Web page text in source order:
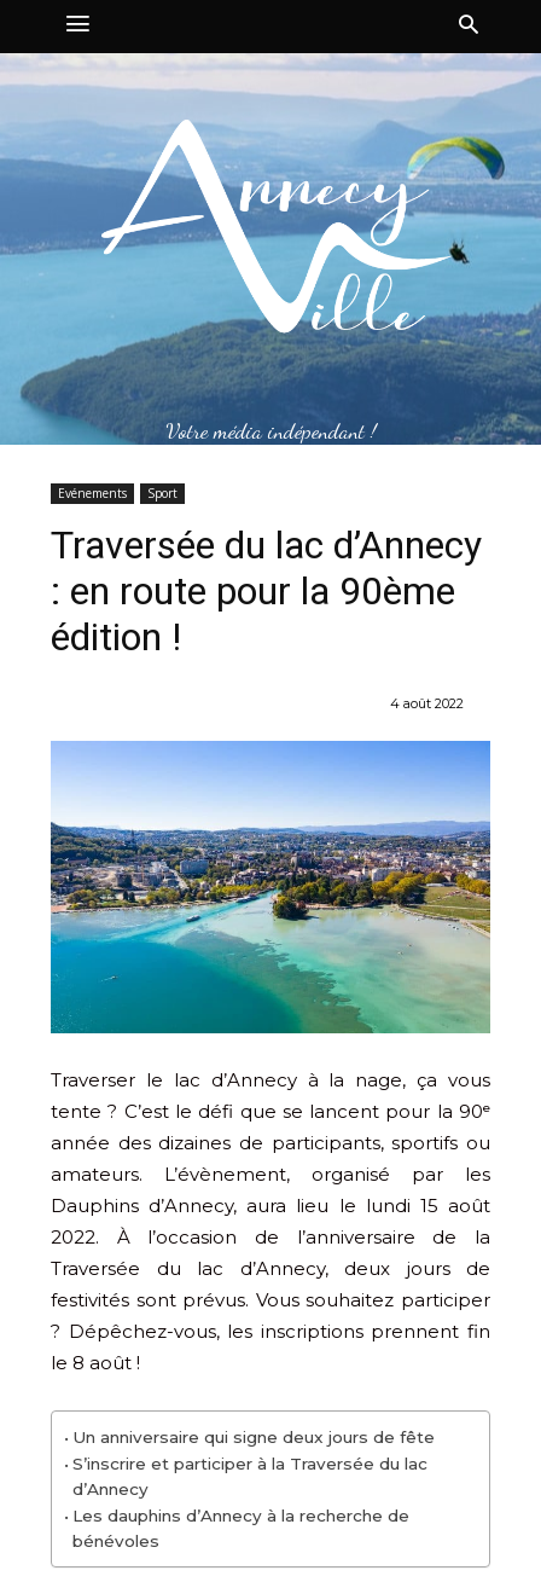
Votre média indépendant !
Evénements Sport
Traversée du lac d’Annecy
: en route pour la 90ème
édition !
4 août 2022
Traverser le lac d’Annecy à la nage, ça vous
tente ? C’est le défi que se lancent pour la 90ᵉ
année des dizaines de participants, sportifs ou
amateurs. L’évènement, organisé par les
Dauphins d’Annecy, aura lieu le lundi 15 août
2022. À l’occasion de l’anniversaire de la
Traversée du lac d’Annecy, deux jours de
festivités sont prévus. Vous souhaitez participer
? Dépêchez-vous, les inscriptions prennent fin
le 8 août !
Un anniversaire qui signe deux jours de fête
S’inscrire et participer à la Traversée du lac
d’Annecy
Les dauphins d’Annecy à la recherche de
bénévoles